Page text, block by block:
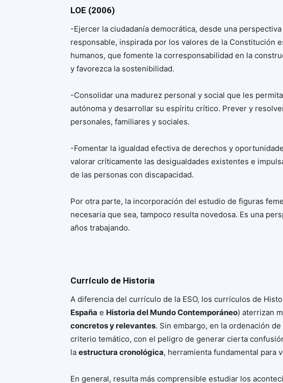
LOE (2006)
-Ejercer la ciudadanía democrática, desde una
responsable, inspirada por los valores de la Constitución
humanos, que fomente la corresponsabilidad en la
y favorezca la sostenibilidad.
-Consolidar una madurez personal y social que les
autónoma y desarrollar su espíritu crítico. Prever y
personales, familiares y sociales.
-Fomentar la igualdad efectiva de derechos y
valorar críticamente las desigualdades existentes e
de las personas con discapacidad.
Por otra parte, la incorporación del estudio de figuras
necesaria que sea, tampoco resulta novedosa. Es una
años trabajando.
Currículo de Historia
A diferencia del currículo de la ESO, los currículos de
España e Historia del Mundo Contemporáneo) aterrizan
concretos y relevantes. Sin embargo, en la ordenación
criterio temático, con el peligro de generar cierta
la estructura cronológica, herramienta fundamental para
En general, resulta más comprensible estudiar los